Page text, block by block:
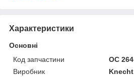
Характеристики
Основні
Код запчастини
OC 264
Виробник
Knecht